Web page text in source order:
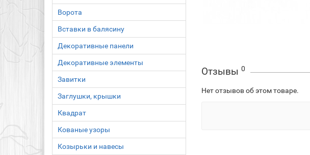
Ворота
Вставки в балясину
Декоративные панели
Декоративные элементы
Завитки
Заглушки, крышки
Квадрат
Кованые узоры
Козырьки и навесы
Отзывы 0
Нет отзывов об этом товаре.